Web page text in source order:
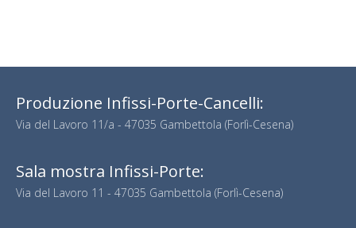
Produzione Infissi-Porte-Cancelli:
Via del Lavoro 11/a - 47035 Gambettola (Forlì-Cesena)
Sala mostra Infissi-Porte:
Via del Lavoro 11 - 47035 Gambettola (Forlì-Cesena)